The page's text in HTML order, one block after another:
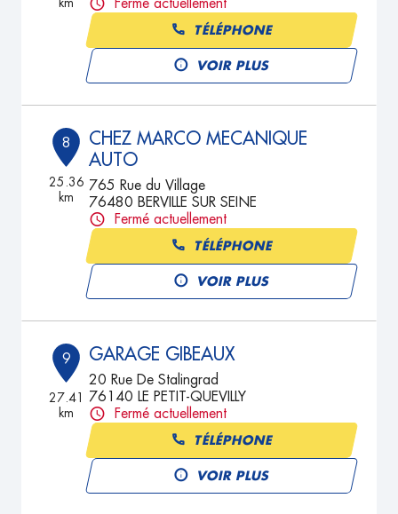
km
Fermé actuellement
TÉLÉPHONE
VOIR PLUS
8
25.36
km
CHEZ MARCO MECANIQUE
AUTO
765 Rue du Village
76480 BERVILLE SUR SEINE
Fermé actuellement
TÉLÉPHONE
VOIR PLUS
9
27.41
km
GARAGE GIBEAUX
20 Rue De Stalingrad
76140 LE PETIT-QUEVILLY
Fermé actuellement
TÉLÉPHONE
VOIR PLUS